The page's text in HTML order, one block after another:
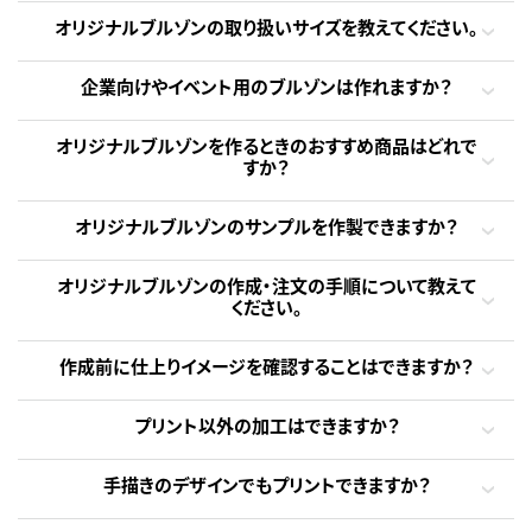
オリジナルブルゾンの取り扱いサイズを教えてください。
企業向けやイベント用のブルゾンは作れますか？
オリジナルブルゾンを作るときのおすすめ商品はどれで
すか？
オリジナルブルゾンのサンプルを作製できますか？
オリジナルブルゾンの作成・注文の手順について教えて
ください。
作成前に仕上りイメージを確認することはできますか？
プリント以外の加工はできますか？
手描きのデザインでもプリントできますか？